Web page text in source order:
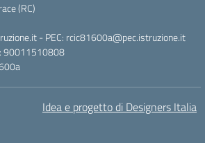
(RC)
- PEC: rcic81600a@pec.istruzione.it
90011510808
Idea e progetto di Designers Italia